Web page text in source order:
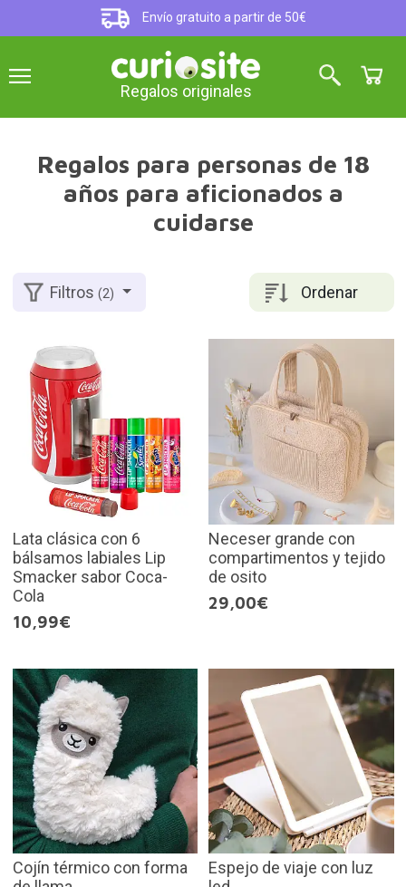
Envío gratuito a partir de 50€
Regalos originales
Regalos para personas de 18
años para aficionados a
cuidarse
Ordenar
Filtros(2)
Lata clásica con 6
bálsamos labiales Lip
Smacker sabor Coca-
Cola
10,99€
Neceser grande con
compartimentos y tejido
de osito
29,00€
Cojín térmico con forma
Espejo de viaje con luz